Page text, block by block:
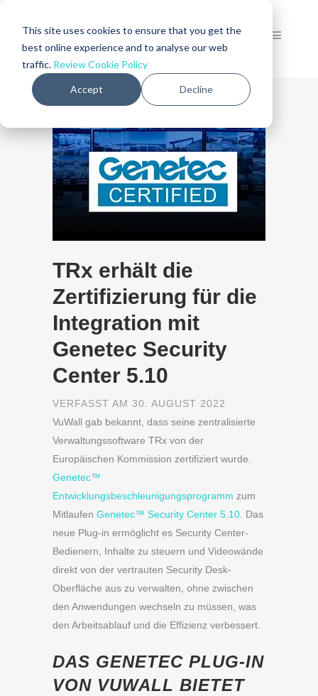
This site uses cookies to ensure that you get the
best online experience and to analyse our web
traffic. Review Cookie Policy
Accept Decline
TRx erhält die
Zertifizierung für die
Integration mit
Genetec Security
Center 5.10
VERFASST AM 30. AUGUST 2022
VuWall gab bekannt, dass seine zentralisierte
Verwaltungssoftware TRx von der
Europäischen Kommission zertifiziert wurde.
Genetec™
Entwicklungsbeschleunigungsprogramm zum
Mitlaufen Genetec™ Security Center 5.10 . Das
neue Plug-in ermöglicht es Security Center-
Bedienern, Inhalte zu steuern und Videowände
direkt von der vertrauten Security Desk-
Oberfläche aus zu verwalten, ohne zwischen
den Anwendungen wechseln zu müssen, was
den Arbeitsablauf und die Effizienz verbessert.
DAS GENETEC PLUG-IN
VON VUWALL BIETET